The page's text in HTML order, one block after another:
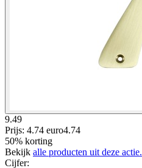
9.49
Prijs: 4.74 euro4.74
50% korting
Bekijk alle producten uit deze actie.
Cijfer: